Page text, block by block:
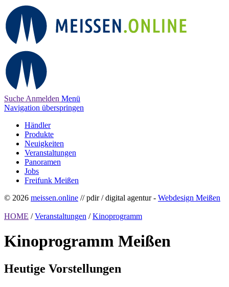
Suche Anmelden Menü
Navigation überspringen
Händler
Produkte
Neuigkeiten
Veranstaltungen
Panoramen
Jobs
Freifunk Meißen
© 2026 meissen.online // pdir / digital agentur - Webdesign Meißen
HOME / Veranstaltungen / Kinoprogramm
Kinoprogramm Meißen
Heutige Vorstellungen